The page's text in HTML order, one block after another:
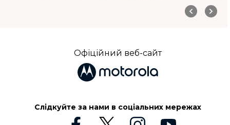
Офіційний веб-сайт
Слідкуйте за нами в соціальних мережах